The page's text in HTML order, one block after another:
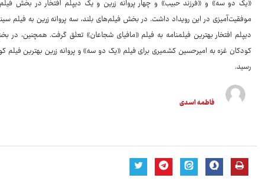
«یک دو سه» و «فرزند حبیب» و چهار پروانه زرین و یک دیپلم افتخار در بخش
موفقیت‌آمیزی در این رویداد داشت. در بخش فیلم‌های بلند، سه پروانه زرین به فیلم
دیپلم افتخار بهترین فیلمنامه به فیلم «مافیای شجاعان» تعلق گرفت. همچنین، در
کودکان غزه به امیرحسین کشمیری برای فیلم «یک دو سه» و پروانه زرین بهترین فیلم
رسید.
فاطمه اسدی